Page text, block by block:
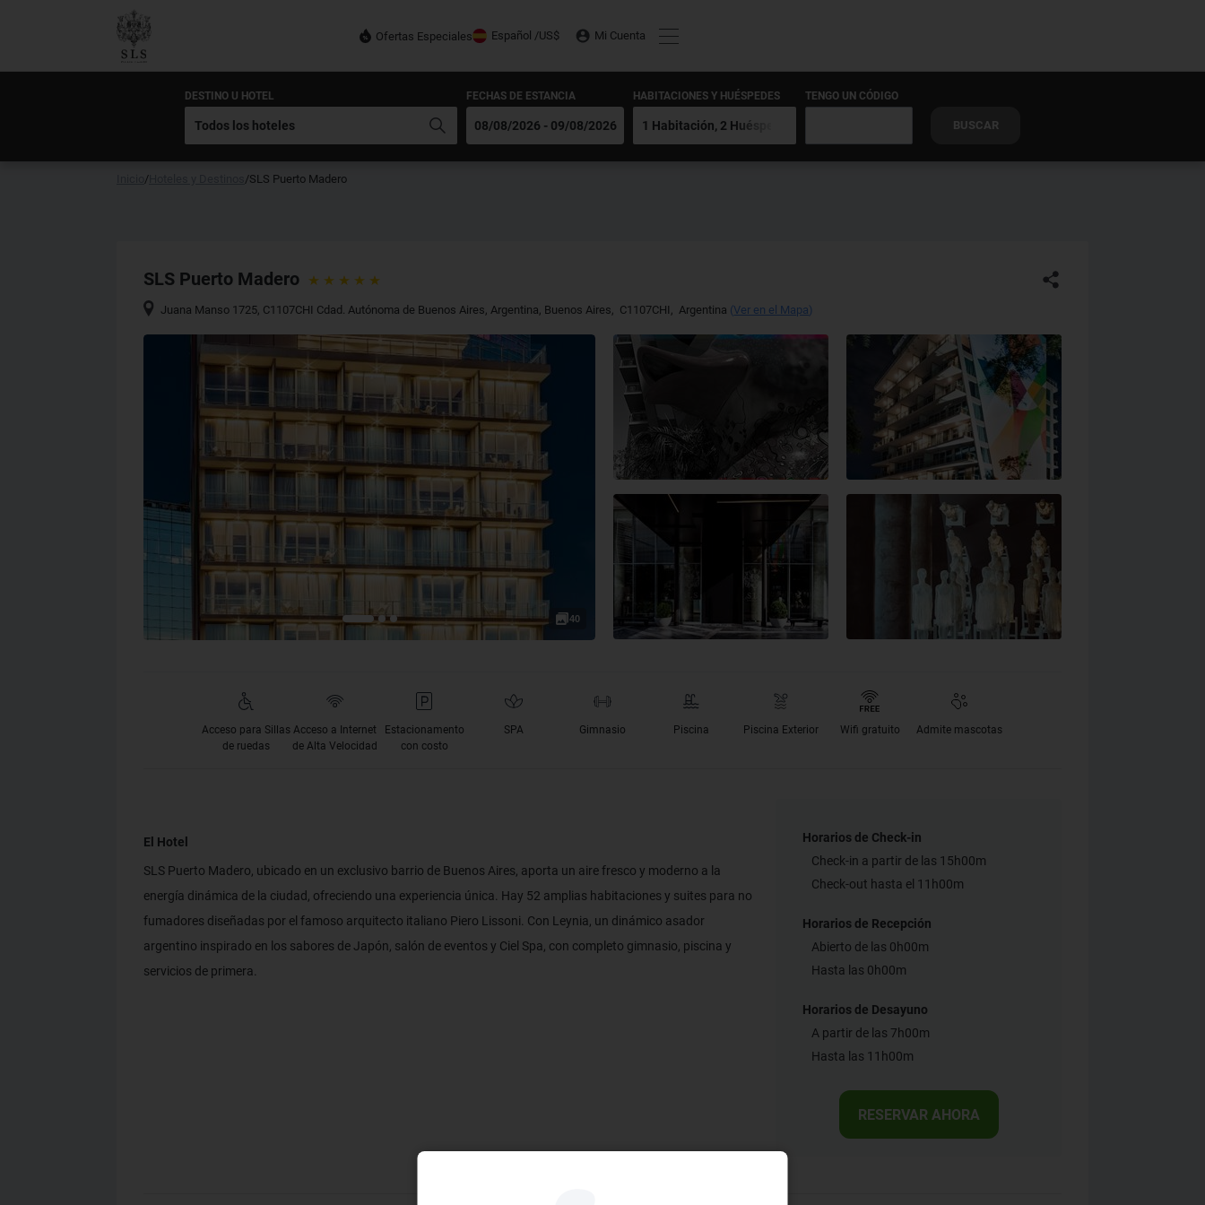
Ofertas Especiales Español /US$ Mi Cuenta
DESTINO U HOTEL FECHAS DE ESTANCIA HABITACIONES Y HUÉSPEDES TENGO UN CÓDIGO
BUSCAR
/ /SLS Puerto Madero
SLS Puerto Madero
Juana Manso 1725, C1107CHI Cdad. Autónoma de Buenos Aires, Argentina, Buenos Aires, C1107CHI , Argentina (Ver en el Mapa)
40
Acceso para Sillas
de ruedas
Acceso a Internet
de Alta Velocidad
Estacionamento
con costo
SPA Gimnasio Piscina Piscina Exterior Wifi gratuito Admite mascotas
El Hotel
SLS Puerto Madero, ubicado en un exclusivo barrio de Buenos Aires, aporta un aire fresco y moderno a la
energía dinámica de la ciudad, ofreciendo una experiencia única. Hay 52 amplias habitaciones y suites para no
fumadores diseñadas por el famoso arquitecto italiano Piero Lissoni. Con Leynia, un dinámico asador
argentino inspirado en los sabores de Japón, salón de eventos y Ciel Spa, con completo gimnasio, piscina y
servicios de primera.
Horarios de Check-in
Check-in a partir de las 15h00m
Check-out hasta el 11h00m
Horarios de Recepción
Abierto de las 0h00m
Hasta las 0h00m
Horarios de Desayuno
A partir de las 7h00m
Hasta las 11h00m
RESERVAR AHORA